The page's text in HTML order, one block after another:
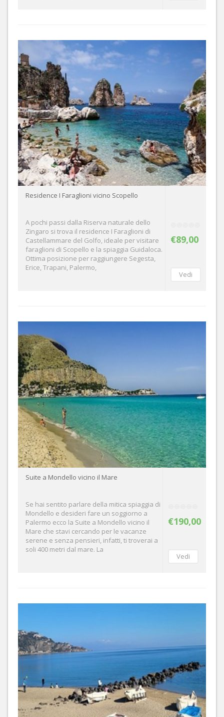
€89,00
Residence I Faraglioni vicino Scopello
A pochi passi dalla Riserva naturale dello
Zingaro si trova il residence I Faraglioni di
Castellammare del Golfo, ideale per visitare
faraglioni di Scopello e la spiaggia Guidaloca.
Ottima posizione per raggiungere Segesta,
Erice, Trapani, Palermo,
€190,00
Suite a Mondello vicino il Mare
Se hai sentito parlare della mitica spiaggia di
Mondello e desideri fare un soggiorno a
Palermo ecco la Suite a Mondello vicino il
Mare che stavi cercando per le vacanze
serene e senza pensieri, infatti, ti troverai a
soli 400 metri dal mare. La